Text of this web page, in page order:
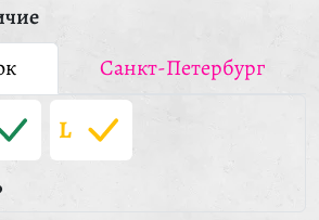
Санкт-Петербург
L